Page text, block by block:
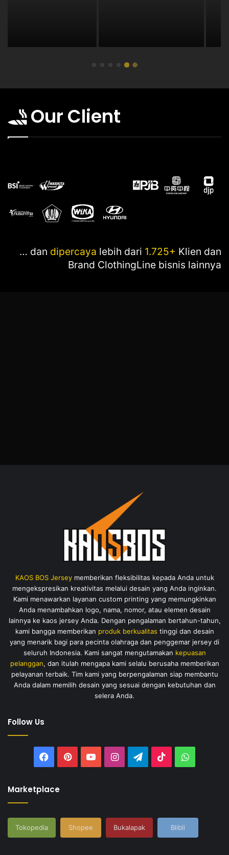
Our Client
… dan dipercaya lebih dari 1.725+ Klien dan
Brand ClothingLine bisnis lainnya
KAOS BOS Jerseymemberikan fleksibilitas kepada Anda untuk
mengekspresikan kreativitas melalui desain yang Anda inginkan.
Kami menawarkan layanan custom printing yang memungkinkan
Anda menambahkan logo, nama, nomor, atau elemen desain
lainnya ke kaos jersey Anda. Dengan pengalaman bertahun-tahun,
kami bangga memberikan produk berkualitas tinggi dan desain
yang menarik bagi para pecinta olahraga dan penggemar jersey di
seluruh Indonesia. Kami sangat mengutamakan kepuasan
pelanggan, dan itulah mengapa kami selalu berusaha memberikan
pelayanan terbaik. Tim kami yang berpengalaman siap membantu
Anda dalam memilih desain yang sesuai dengan kebutuhan dan
selera Anda.
Follow Us
Facebook
PinterestYouTubeInstagramTelegram
TikTok
Marketplace
Tokopedia Shopee Bukalapak Blibli